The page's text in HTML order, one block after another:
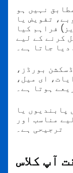
نہیں ہو
تفویض یا
فراہم کیا
کرنے کے لیے
جاتا ہے۔
بورڈز،
ای میل،
ہوتا ہے۔
پابندیوں یا
مناسب اور
ترجیحی ہے۔
آپ کلاس